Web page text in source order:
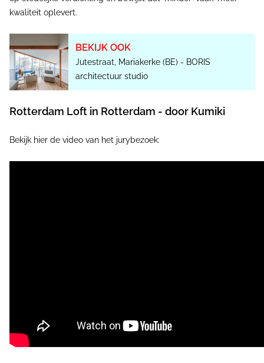
kwaliteit oplevert.
BEKIJK OOK
Jutestraat, Mariakerke (BE) - BORIS
architectuur studio
Rotterdam Loft in Rotterdam - door Kumiki
Bekijk hier de video van het jurybezoek: